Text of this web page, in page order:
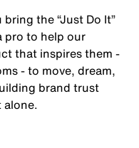
the “Just Do It”
pro to help our
that inspires them -
- to move, dream,
brand trust
alone.